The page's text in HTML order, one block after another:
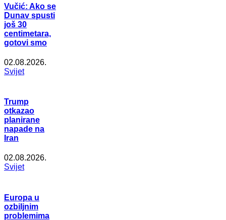
Vučić: Ako se
Dunav spusti
još 30
centimetara,
gotovi smo
02.08.2026.
Svijet
Trump
otkazao
planirane
napade na
Iran
02.08.2026.
Svijet
Europa u
ozbiljnim
problemima